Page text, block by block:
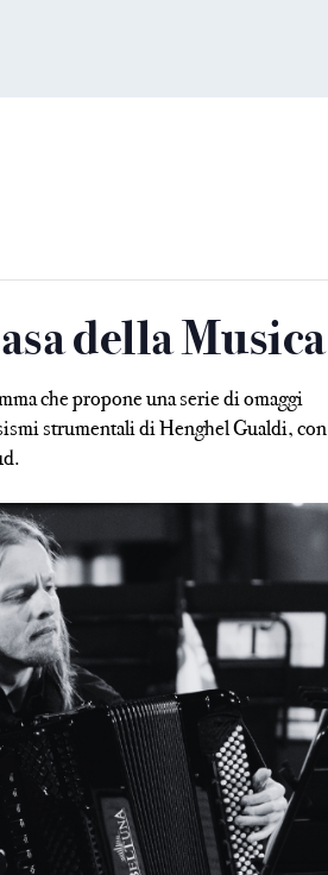
della Musica
che propone una serie di omaggi
strumentali di Henghel Gualdi, con